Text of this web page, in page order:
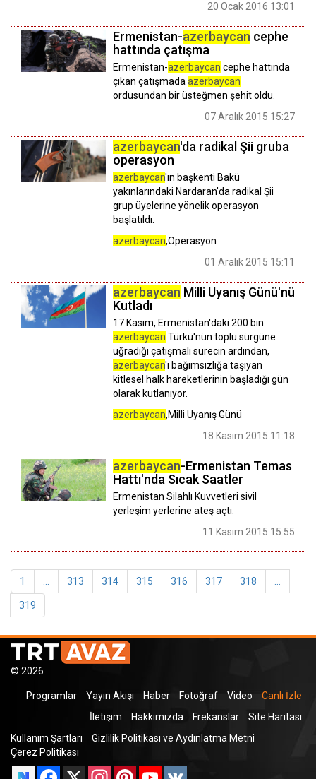
20 Ocak 2016 13:01
Ermenistan-azerbaycan cephe
hattında çatışma
Ermenistan-azerbaycan cephe hattında
çıkan çatışmada azerbaycan
ordusundan bir üsteğmen şehit oldu.
07 Aralık 2015 15:27
azerbaycan'da radikal Şii gruba
operasyon
azerbaycan'ın başkenti Bakü
yakınlarındaki Nardaran'da radikal Şii
grup üyelerine yönelik operasyon
başlatıldı.
azerbaycan,Operasyon
01 Aralık 2015 15:11
azerbaycan Milli Uyanış Günü'nü
Kutladı
17 Kasım, Ermenistan'daki 200 bin
azerbaycan Türkü'nün toplu sürgüne
uğradığı çatışmalı sürecin ardından,
azerbaycan'ı bağımsızlığa taşıyan
kitlesel halk hareketlerinin başladığı gün
olarak kutlanıyor.
azerbaycan,Milli Uyanış Günü
18 Kasım 2015 11:18
azerbaycan-Ermenistan Temas
Hattı'nda Sıcak Saatler
Ermenistan Silahlı Kuvvetleri sivil
yerleşim yerlerine ateş açtı.
11 Kasım 2015 15:55
1 313 314 315 316 317 318
319
© 2026
Programlar Yayın Akışı Haber Fotoğraf Video
Canlı İzle
İletişim
Hakkımızda Frekanslar
Site Haritası
Kullanım Şartları
Gizlilik Politikası ve Aydınlatma Metni
Çerez Politikası
Facebook
X InstagramPinterestYouTube